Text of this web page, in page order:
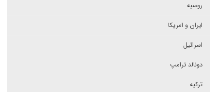
روسیه
ایران و امریکا
اسرائیل
دونالد ترامپ
ترکیه